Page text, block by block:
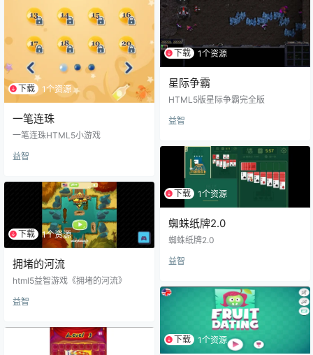
下载 1个资源
一笔连珠
一笔连珠HTML5小游戏
益智
下载 1个资源
星际争霸
HTML5版星际争霸完全版
益智
下载 1个资源
蜘蛛纸牌2.0
蜘蛛纸牌2.0
益智
下载 1个资源
拥堵的河流
html5益智游戏《拥堵的河流》
益智
下载 1个资源